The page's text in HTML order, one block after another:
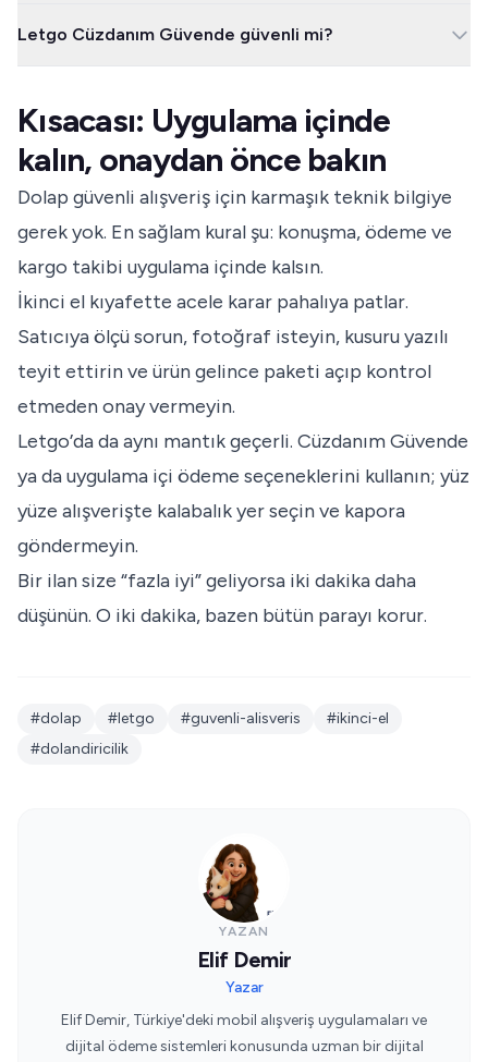
ekranını saklayın ve uygulama içinden destek ya da iade talebi
oluşturun. Onay verdikten sonra süreci düzeltmek daha zorlaşır.
Letgo Cüzdanım Güvende güvenli mi?
kullanmamanız ve yüz yüze alışverişte kalabalık bir yer seçmeniz
gerekir.
Kısacası: Uygulama içinde
kalın, onaydan önce bakın
Dolap güvenli alışveriş için karmaşık teknik bilgiye
gerek yok. En sağlam kural şu: konuşma, ödeme ve
kargo takibi uygulama içinde kalsın.
İkinci el kıyafette acele karar pahalıya patlar.
Satıcıya ölçü sorun, fotoğraf isteyin, kusuru yazılı
teyit ettirin ve ürün gelince paketi açıp kontrol
etmeden onay vermeyin.
Letgo’da da aynı mantık geçerli. Cüzdanım Güvende
ya da uygulama içi ödeme seçeneklerini kullanın; yüz
yüze alışverişte kalabalık yer seçin ve kapora
göndermeyin.
Bir ilan size “fazla iyi” geliyorsa iki dakika daha
düşünün. O iki dakika, bazen bütün parayı korur.
#dolap #letgo #guvenli-alisveris
#ikinci-el
#dolandiricilik
YAZAN
Elif Demir
Yazar
Elif Demir, Türkiye'deki mobil alışveriş uygulamaları ve
dijital ödeme sistemleri konusunda uzman bir dijital